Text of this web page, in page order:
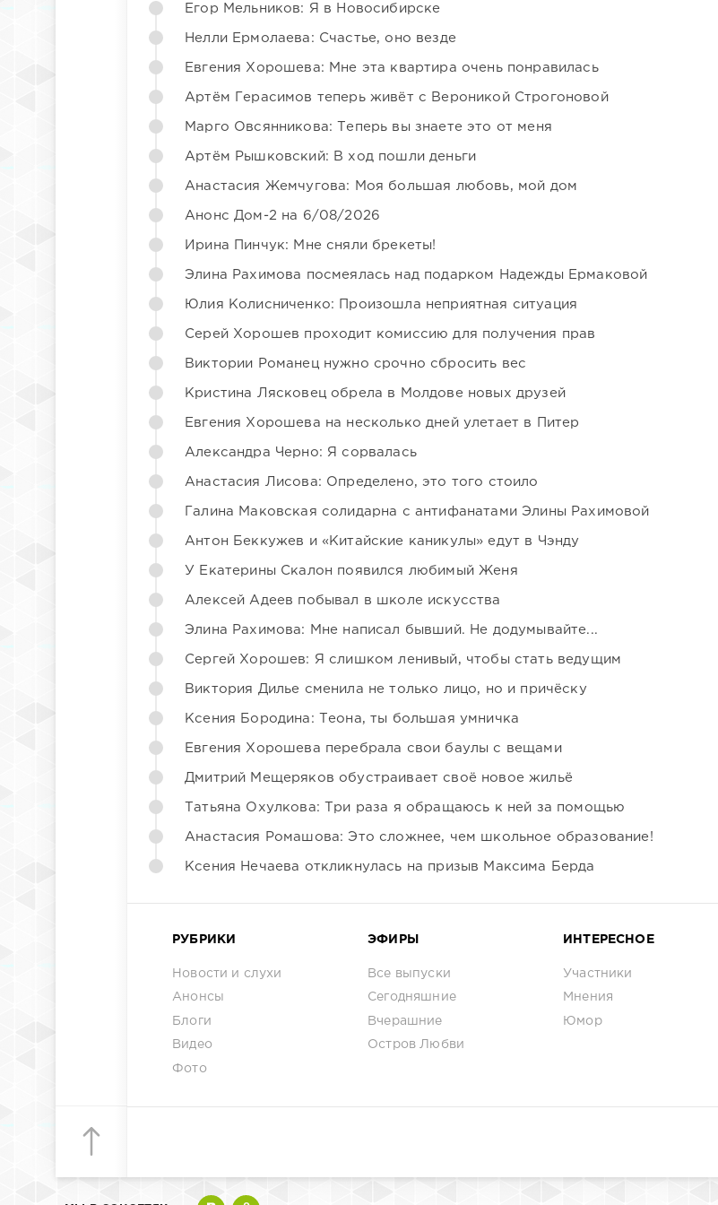
Егор Мельников: Я в Новосибирске
Нелли Ермолаева: Счастье, оно везде
Евгения Хорошева: Мне эта квартира очень понравилась
Артём Герасимов теперь живёт с Вероникой Строгоновой
Марго Овсянникова: Теперь вы знаете это от меня
Артём Рышковский: В ход пошли деньги
Анастасия Жемчугова: Моя большая любовь, мой дом
Анонс Дом-2 на 6/08/2026
Ирина Пинчук: Мне сняли брекеты!
Элина Рахимова посмеялась над подарком Надежды Ермаковой
Юлия Колисниченко: Произошла неприятная ситуация
Серей Хорошев проходит комиссию для получения прав
Виктории Романец нужно срочно сбросить вес
Кристина Лясковец обрела в Молдове новых друзей
Евгения Хорошева на несколько дней улетает в Питер
Александра Черно: Я сорвалась
Анастасия Лисова: Определено, это того стоило
Галина Маковская солидарна с антифанатами Элины Рахимовой
Антон Беккужев и «Китайские каникулы» едут в Чэнду
У Екатерины Скалон появился любимый Женя
Алексей Адеев побывал в школе искусства
Элина Рахимова: Мне написал бывший. Не додумывайте...
Сергей Хорошев: Я слишком ленивый, чтобы стать ведущим
Виктория Дилье сменила не только лицо, но и причёску
Ксения Бородина: Теона, ты большая умничка
Евгения Хорошева перебрала свои баулы с вещами
Дмитрий Мещеряков обустраивает своё новое жильё
Татьяна Охулкова: Три раза я обращаюсь к ней за помощью
Анастасия Ромашова: Это сложнее, чем школьное образование!
Ксения Нечаева откликнулась на призыв Максима Берда
РУБРИКИ
Новости и слухи
Анонсы
Блоги
Видео
Фото
ЭФИРЫ
Все выпуски
Сегодняшние
Вчерашние
Остров Любви
ИНТЕРЕСНОЕ
Участники
Мнения
Юмор